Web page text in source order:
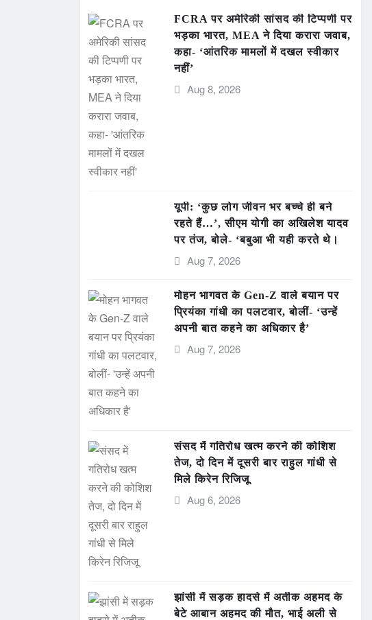
FCRA पर अमेरिकी सांसद की टिप्पणी पर
भड़का भारत, MEA ने दिया करारा जवाब,
कहा- ‘आंतरिक मामलों में दखल स्वीकार
नहीं’
Aug 8, 2026
यूपी: ‘कुछ लोग जीवन भर बच्चे ही बने
रहते हैं…’, सीएम योगी का अखिलेश यादव
पर तंज, बोले- ‘बबुआ भी यही करते थे।
Aug 7, 2026
मोहन भागवत के Gen-Z वाले बयान पर
प्रियंका गांधी का पलटवार, बोलीं- ‘उन्हें
अपनी बात कहने का अधिकार है’
Aug 7, 2026
संसद में गतिरोध खत्म करने की कोशिश
तेज, दो दिन में दूसरी बार राहुल गांधी से
मिले किरेन रिजिजू
Aug 6, 2026
झांसी में सड़क हादसे में अतीक अहमद के
बेटे आबान अहमद की मौत, भाई अली से